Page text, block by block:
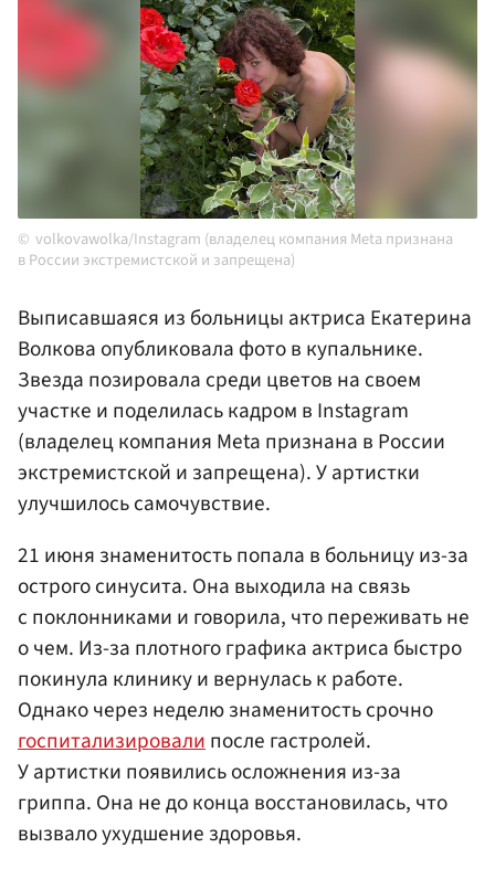
volkovawolka/Instagram (владелец компания Meta признана
в России экстремистской и запрещена)
Выписавшаяся из больницы актриса Екатерина
Волкова опубликовала фото в купальнике.
Звезда позировала среди цветов на своем
участке и поделилась кадром в Instagram
(владелец компания Meta признана в России
экстремистской и запрещена). У артистки
улучшилось самочувствие.
21 июня знаменитость попала в больницу из-за
острого синусита. Она выходила на связь
с поклонниками и говорила, что переживать не
о чем. Из-за плотного графика актриса быстро
покинула клинику и вернулась к работе.
Однако через неделю знаменитость срочно
госпитализировалипосле гастролей.
У артистки появились осложнения из-за
гриппа. Она не до конца восстановилась, что
вызвало ухудшение здоровья.